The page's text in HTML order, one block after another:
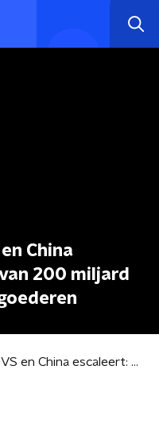
China
200 miljard
Handelsoorlog VS en China escaleert: heffing van 200 miljard dollar op Chinese goederen